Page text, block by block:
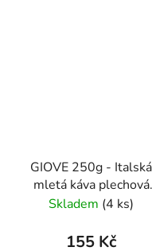
GIOVE 250g - Italská
mletá káva plechová
dóza Caffe Pompeii
Skladem (4 ks)
155 Kč